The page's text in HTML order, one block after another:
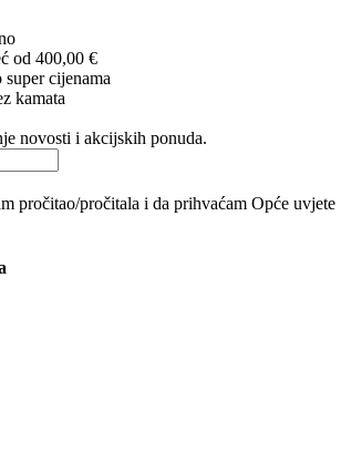
od 400,00 €
cijenama
kamata
novosti i akcijskih ponuda.
pročitao/pročitala i da prihvaćam Opće uvjete